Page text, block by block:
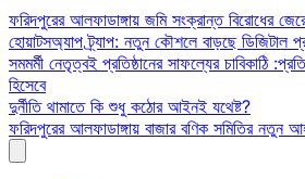
Skip
to
content
ফরিদপুরের আলফাডাঙ্গায় জমি সংক্রান্ত বিরোধের
হোয়াটসঅ্যাপ ট্র্যাপ: নতুন কৌশলে বাড়ছে ডিজিটাল
সমমর্মী নেতৃত্বই প্রতিষ্ঠানের সাফল্যের চাবিকাঠি
হিসেবে
দুর্নীতি থামাতে কি শুধু কঠোর আইনই যথেষ্ট?
ফরিদপুরের আলফাডাঙ্গায় বাজার বণিক সমিতির নতুন